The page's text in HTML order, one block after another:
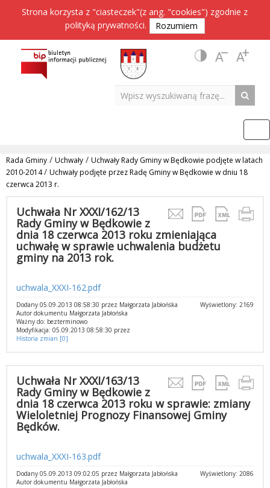
Strona korzysta z "ciasteczek"(z ang. "cookies") zgodnie z
polityką prywatności. Rozumiem
Rada Gminy / Uchwały / Uchwały Rady Gminy w Będkowie podjęte w latach
2010-2014/ Uchwały podjęte przez Radę Gminy w Będkowie w dniu 18
czerwca 2013 r.
Uchwała Nr XXXI/162/13
Rady Gminy w Będkowie z
dnia 18 czerwca 2013 roku zmieniająca
uchwałę w sprawie uchwalenia budżetu
gminy na 2013 rok.
uchwala_XXXI-162.pdf
Wyświetlony: 2169
Dodany 05.09.2013 08:58:30 przez Małgorzata Jabłońska
Autor dokumentu Małgorzata Jabłońska
Ważny do: bezterminowo
Modyfikacja: 05.09.2013 08:58:30 przez
Historia zmian [0]
Uchwała Nr XXXI/163/13
Rady Gminy w Będkowie z
dnia 18 czerwca 2013 roku w sprawie: zmiany
Wieloletniej Prognozy Finansowej Gminy
Będków.
uchwala_XXXI-163.pdf
Wyświetlony: 2086
Dodany 05.09.2013 09:02:05 przez Małgorzata Jabłońska
Autor dokumentu Małgorzata Jabłońska